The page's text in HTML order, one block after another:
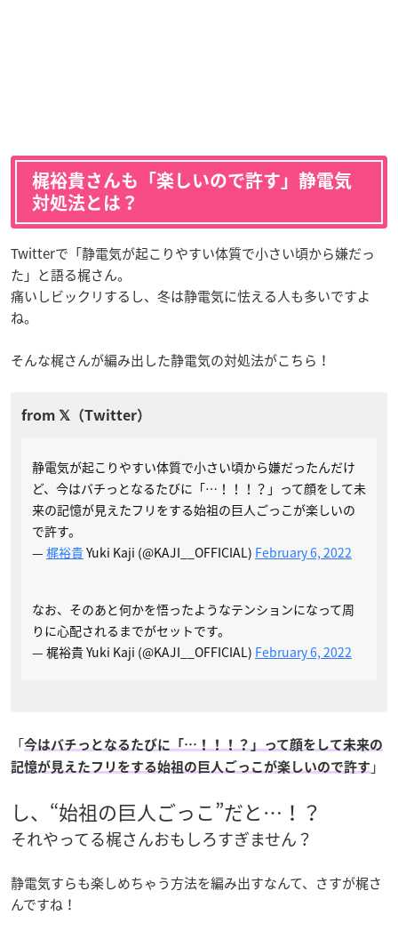
梶裕貴さんも「楽しいので許す」静電気
対処法とは？
Twitterで「静電気が起こりやすい体質で小さい頃から嫌だっ
た」と語る梶さん。
痛いしビックリするし、冬は静電気に怯える人も多いですよ
ね。
そんな梶さんが編み出した静電気の対処法がこちら！
静電気が起こりやすい体質で小さい頃から嫌だったんだけ
ど、今はバチっとなるたびに「…！！！？」って顔をして未
来の記憶が見えたフリをする始祖の巨人ごっこが楽しいの
で許す。
— 梶裕貴Yuki Kaji (@KAJI__OFFICIAL) February 6, 2022
なお、そのあと何かを悟ったようなテンションになって周
りに心配されるまでがセットです。
— 梶裕貴 Yuki Kaji (@KAJI__OFFICIAL) February 6, 2022
「今はバチっとなるたびに「…！！！？」って顔をして未来の
記憶が見えたフリをする始祖の巨人ごっこが楽しいので許す 」
し、“始祖の巨人ごっこ”だと…！？
それやってる梶さんおもしろすぎません？
静電気すらも楽しめちゃう方法を編み出すなんて、さすが梶さ
んですね！